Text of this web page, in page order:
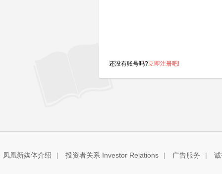
还没有账号吗?立即注册吧!
凤凰新媒体介绍 | 投资者关系 Investor Relations | 广告服务 |